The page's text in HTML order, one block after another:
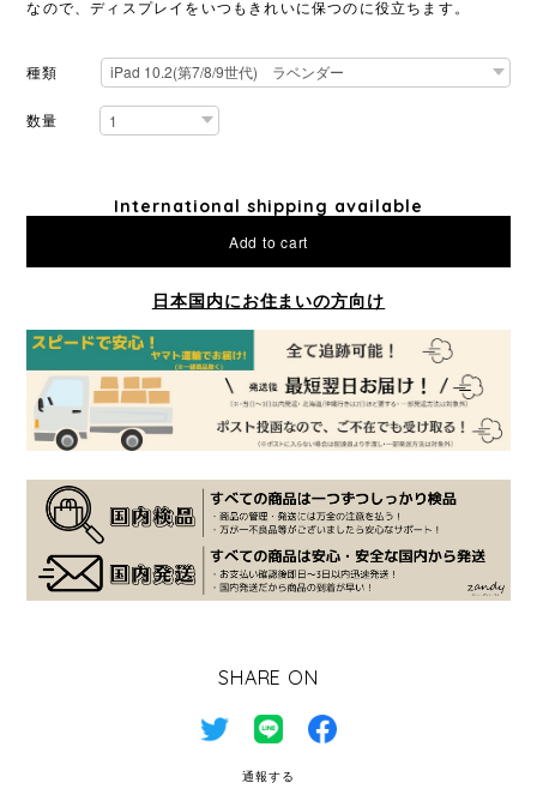
なので、ディスプレイをいつもきれいに保つのに役立ちます。
種類
数量
International shipping available
Add to cart
日本国内にお住まいの方向け
SHARE ON
通報する